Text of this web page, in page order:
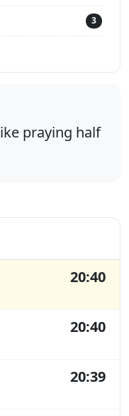
3
praying half
20:40
20:40
20:39